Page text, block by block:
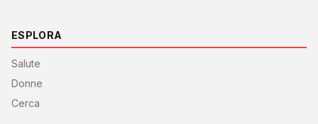
ESPLORA
Salute
Donne
Cerca